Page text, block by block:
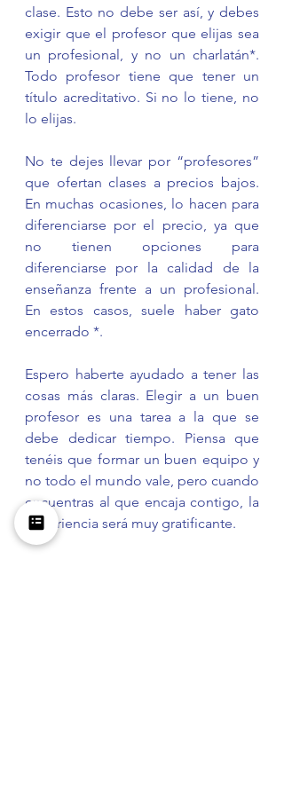
clase. Esto no debe ser así, y debes
exigir que el profesor que elijas sea
un profesional, y no un charlatán*.
Todo profesor tiene que tener un
título acreditativo. Si no lo tiene, no
lo elijas.
No te dejes llevar por “profesores”
que ofertan clases a precios bajos.
En muchas ocasiones, lo hacen para
diferenciarse por el precio, ya que
no tienen opciones para
diferenciarse por la calidad de la
enseñanza frente a un profesional.
En estos casos, suele haber gato
encerrado *.
Espero haberte ayudado a tener las
cosas más claras. Elegir a un buen
profesor es una tarea a la que se
debe dedicar tiempo. Piensa que
tenéis que formar un buen equipo y
no todo el mundo vale, pero cuando
encuentras al que encaja contigo, la
experiencia será muy gratificante.